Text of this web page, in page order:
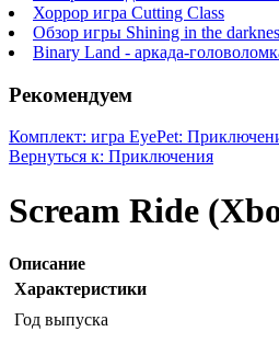
Хоррор игра Cutting Class
Обзор игры Shining in the
Binary Land - аркада-
Рекомендуем
Комплект: игра EyePet:
Вернуться к: Приключения
Scream Ride
Описание
Характеристики
Год выпуска